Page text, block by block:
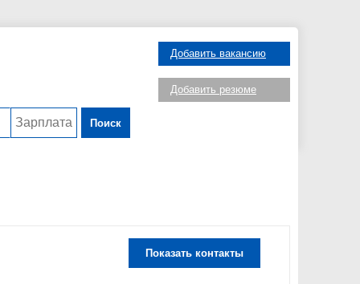
Поиск
Добавить вакансию
Добавить резюме
Показать контакты